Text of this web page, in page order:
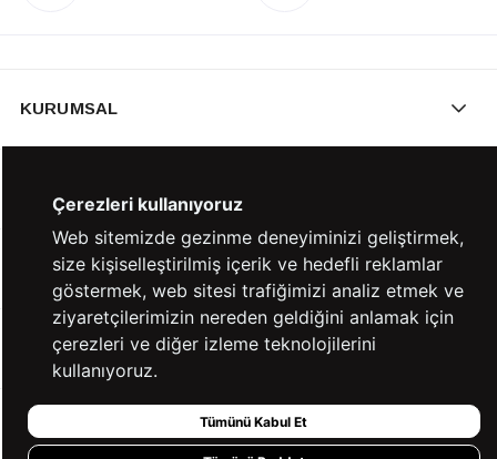
KURUMSAL
YARDIM
BİZE ULAŞIN
HIZLI ERİŞİM
Çerezleri kullanıyoruz
Web sitemizde gezinme deneyiminizi geliştirmek,
size kişiselleştirilmiş içerik ve hedefli reklamlar
göstermek, web sitesi trafiğimizi analiz etmek ve
ziyaretçilerimizin nereden geldiğini anlamak için
çerezleri ve diğer izleme teknolojilerini
kullanıyoruz.
Tümünü Kabul Et